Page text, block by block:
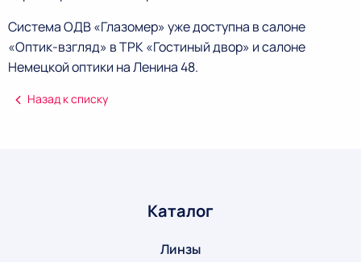
Система ОДВ «Глазомер» уже доступна в салоне
«Оптик-взгляд» в ТРК «Гостиный двор» и салоне
Немецкой оптики на Ленина 48.
Назад к списку
Каталог
Линзы